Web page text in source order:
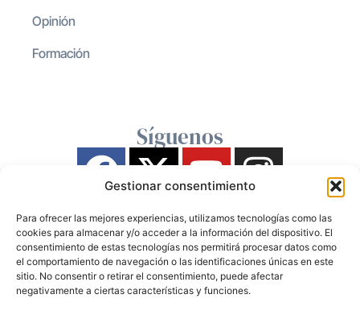
Gestionar consentimiento
Para ofrecer las mejores experiencias, utilizamos tecnologías como las
cookies para almacenar y/o acceder a la información del dispositivo. El
consentimiento de estas tecnologías nos permitirá procesar datos como
el comportamiento de navegación o las identificaciones únicas en este
sitio. No consentir o retirar el consentimiento, puede afectar
negativamente a ciertas características y funciones.
Opinión
Formación
Síguenos